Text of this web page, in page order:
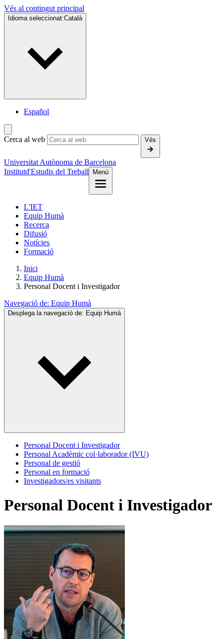
Vés al contingut principal
Idioma seleccionat:Català
Español
Cerca al web Vés
Universitat Autònoma de Barcelona
Institutd'Estudis del Treball Menú
L'IET
Equip Humà
Recerca
Difusió
Notícies
Formació
Inici
Equip Humà
Personal Docent i Investigador
Navegació de: Equip Humà
Desplega la navegació de: Equip Humà
Personal Docent i Investigador
Personal Acadèmic col·laborador (IVU)
Personal de gestió
Personal en formació
Investigadors/es visitants
Personal Docent i Investigador